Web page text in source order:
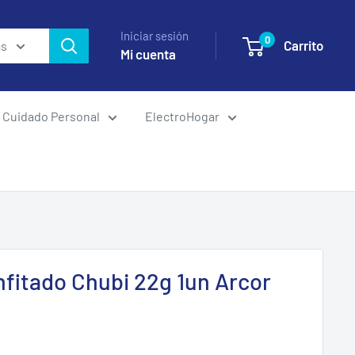
Iniciar sesión
Mi cuenta
0 Carrito
Cuidado Personal ElectroHogar
Chubi 22g 1un Arcor